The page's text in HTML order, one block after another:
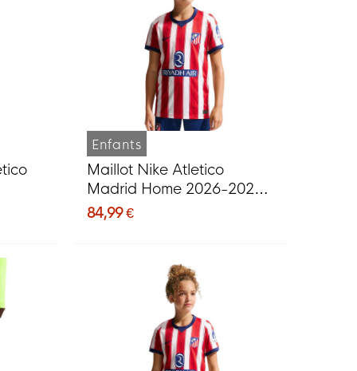
Enfants
Maillot Nike Atletico
Madrid Home 2026-2027
pour Enfants
84,99 €